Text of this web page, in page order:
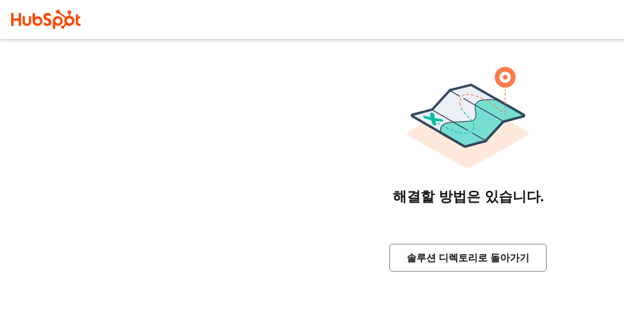
해결할 방법은 있습니다.
솔루션 디렉토리로 돌아가기